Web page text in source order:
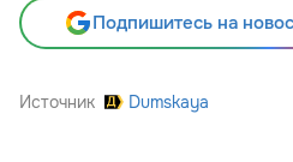
Подпишитесь на
Источник Dumskaya